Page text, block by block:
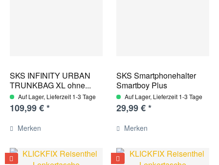
SKS INFINITY URBAN
TRUNKBAG XL ohne...
Auf Lager, Lieferzeit 1-3 Tage
109,99 € *
Merken
SKS Smartphonehalter
Smartboy Plus
Kunststoff...
Auf Lager, Lieferzeit 1-3 Tage
29,99 € *
Merken